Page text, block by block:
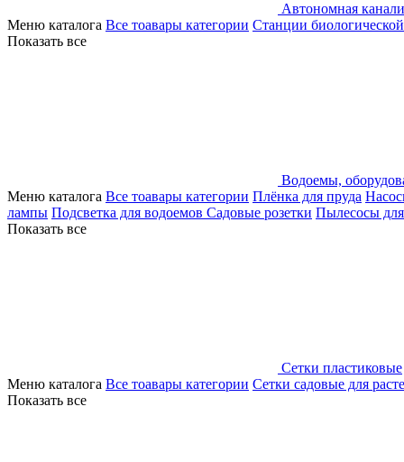
Автономная
Меню каталога Все тоавары категории Станции
Показать все
Водоемы,
Меню каталога Все тоавары категории Плёнка для пруда
лампы Подсветка для водоемов Садовые розетки Пылесосы
Показать все
Сетки пластиковые
Меню каталога Все тоавары категории Сетки садовые для
Показать все